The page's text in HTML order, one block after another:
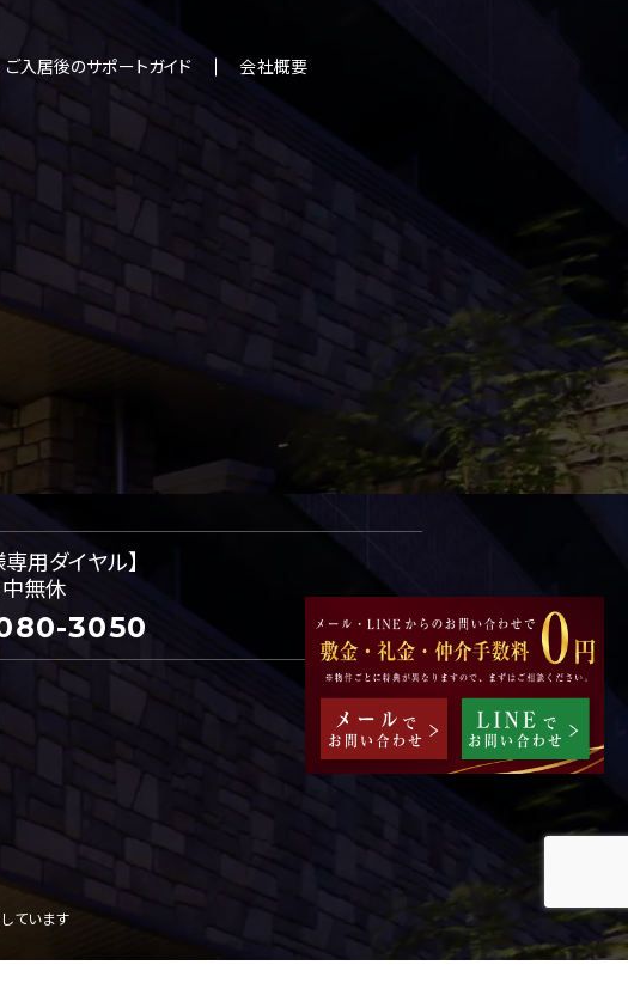
入居後のサポートガイド 会社概要
用ダイヤル】
無休
3050
ています